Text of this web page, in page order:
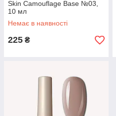
Skin Camouflage Base №03,
10 мл
Немає в наявності
225 ₴